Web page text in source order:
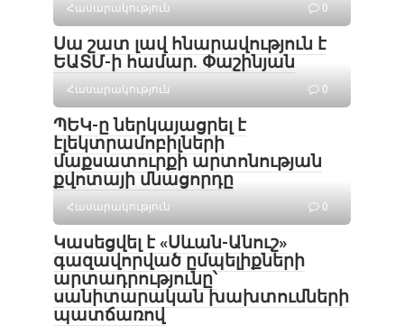
Հասարակություն 0
Սա շատ լավ հնարավություն է
ԵԱՏՄ-ի համար. Փաշինյան
Հասարակություն 0
ՊԵԿ-ը ներկայացրել է
էլեկտրամոբիլների
մաքսատուրքի արտոնության
քվոտայի մնացորդը
Հասարակություն 0
Կասեցվել է «Սևան-Անուշ»
գազավորված ըմպելիքների
արտադրությունը՝
սանիտարական խախտումների
պատճառով